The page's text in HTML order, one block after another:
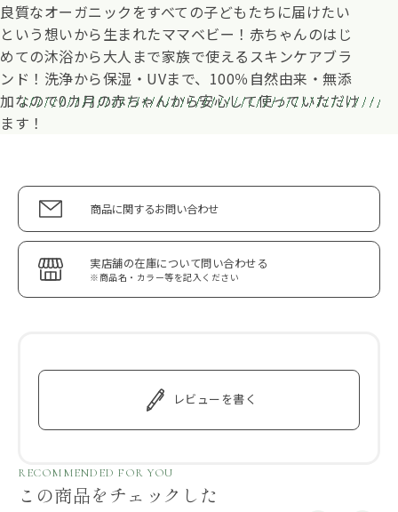
良質なオーガニックをすべての子どもたちに届けたい
という想いから生まれたママベビー！赤ちゃんのはじ
めての沐浴から大人まで家族で使えるスキンケアブラ
ンド！洗浄から保湿・UVまで、100％自然由来・無添
加なので0カ月の赤ちゃんから安心して使っていただけ
ます！
商品に関するお問い合わせ
実店舗の在庫について問い合わせる
※商品名・カラー等を記入ください
レビューを書く
RECOMMENDED FOR YOU
この商品をチェックした